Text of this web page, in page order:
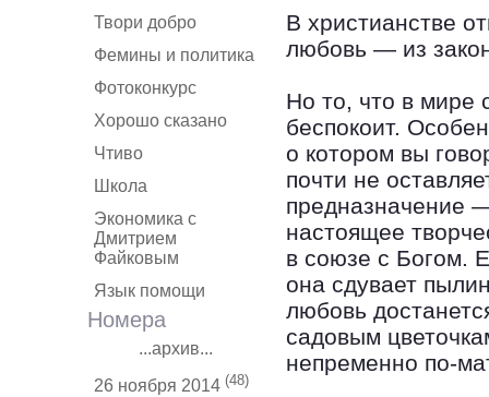
Твори добро
Фемины и политика
Фотоконкурс
Хорошо сказано
Чтиво
Школа
Экономика с
Дмитрием
Файковым
Язык помощи
Номера
...архив...
26 ноября 2014 (48)
В христианстве
любовь — из
Но то, что в мире
беспокоит.
о котором вы
почти не
предназначение
настоящее
в союзе с Богом.
она сдувает
любовь
садовым
непременно по-